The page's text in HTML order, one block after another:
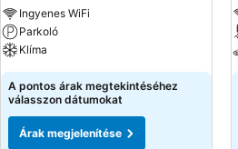
Ingyenes WiFi
Parkoló
Klíma
A pontos árak megtekintéséhez
válasszon dátumokat
Árak megjelenítése